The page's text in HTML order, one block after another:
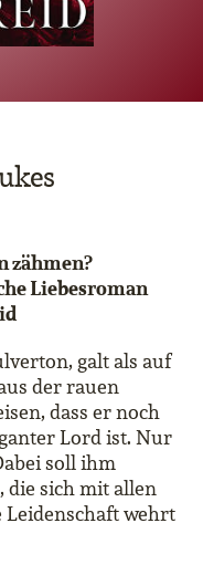
zähmen?
Liebesroman
galt als auf
der rauen
dass er noch
Lord ist. Nur
soll ihm
die sich mit allen
wehrt